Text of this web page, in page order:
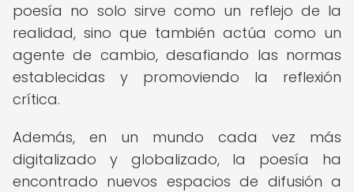
poesía no solo sirve como un reflejo de la
realidad, sino que también actúa como un
agente de cambio, desafiando las normas
establecidas y promoviendo la reflexión
crítica.
Además, en un mundo cada vez más
digitalizado y globalizado, la poesía ha
encontrado nuevos espacios de difusión a